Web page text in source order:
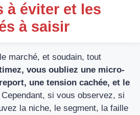
à éviter et les
à saisir
marché, et soudain, tout
vous oubliez une micro-
une tension cachée, et le
Cependant, si vous observez, si
la niche, le segment, la faille